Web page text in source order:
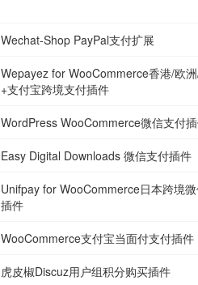
Wechat-Shop PayPal支付扩展
Wepayez for WooCommerce香港/欧
+支付宝跨境支付插件
WordPress WooCommerce微信支付
Easy Digital Downloads 微信支付插件
Unifpay for WooCommerce日本跨境
插件
WooCommerce支付宝当面付支付插件
虎皮椒Discuz用户组积分购买插件